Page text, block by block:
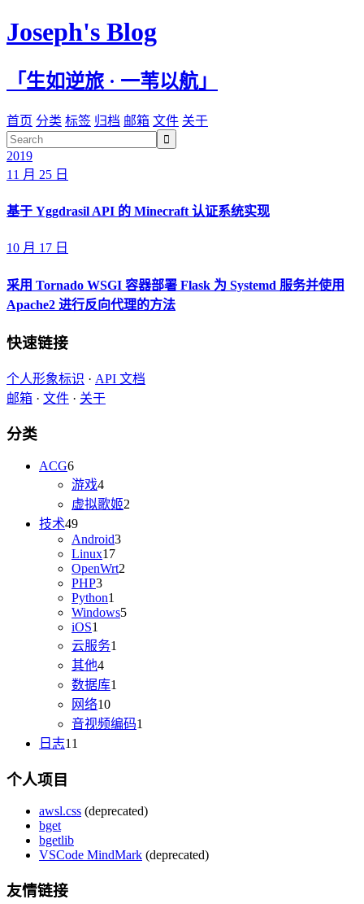
Joseph's Blog
「生如逆旅 · 一苇以航」
首页 分类 标签 归档 邮箱 文件 关于

2019
11 月 25 日
基于 Yggdrasil API 的 Minecraft 认证系统实现
10 月 17 日
采用 Tornado WSGI 容器部署 Flask 为 Systemd 服务并使用
Apache2 进行反向代理的方法
快速链接
个人形象标识 · API 文档
邮箱 · 文件 · 关于
分类
ACG6
游戏4
虚拟歌姬2
技术49
Android3
Linux17
OpenWrt2
PHP3
Python1
Windows5
iOS1
云服务1
其他4
数据库1
网络10
音视频编码1
日志11
个人项目
awsl.css (deprecated)
bget
bgetlib
VSCode MindMark (deprecated)
友情链接